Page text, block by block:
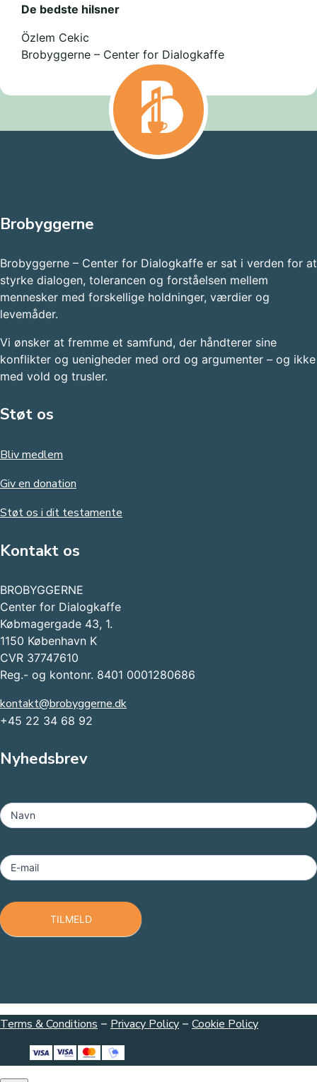
De bedste hilsner
Özlem Cekic
Brobyggerne – Center for Dialogkaffe
Brobyggerne
Brobyggerne – Center for Dialogkaffe er sat i verden for at
styrke dialogen, tolerancen og forståelsen mellem
mennesker med forskellige holdninger, værdier og
levemåder.
Vi ønsker at fremme et samfund, der håndterer sine
konflikter og uenigheder med ord og argumenter – og ikke
med vold og trusler.​
Støt os
Bliv medlem
Giv en donation
Støt os i dit testamente
Kontakt os
BROBYGGERNE
Center for Dialogkaffe
Købmagergade 43, 1.
1150 København K
CVR 37747610
Reg.- og kontonr. 8401 0001280686
kontakt@brobyggerne.dk
+45 22 34 68 92
Nyhedsbrev
-
Footer
Navn
E-mail
TILMELD
Terms & Conditions – Privacy Policy – Cookie Policy